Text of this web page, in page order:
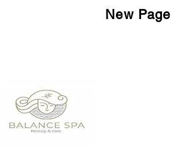
New Page